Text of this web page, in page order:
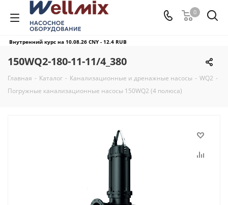
0
Внутренний курс на 10.08.26 CNY - 12.4 RUB
150WQ2-180-11-11/4_380
Главная - Каталог - Канализационные и дренажные насосы - WQ2 -
Погружные канализационные насосы 150WQ2 (4 полюса)